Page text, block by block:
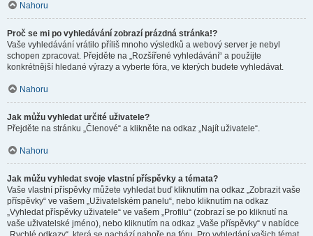
Nahoru
Proč se mi po vyhledávání zobrazí prázdná stránka!?
Vaše vyhledávání vrátilo příliš mnoho výsledků a webový server je nebyl
schopen zpracovat. Přejděte na „Rozšířené vyhledávání“ a použijte
konkrétnější hledané výrazy a vyberte fóra, ve kterých budete vyhledávat.
Nahoru
Jak můžu vyhledat určité uživatele?
Přejděte na stránku „Členové“ a klikněte na odkaz „Najít uživatele“.
Nahoru
Jak můžu vyhledat svoje vlastní příspěvky a témata?
Vaše vlastní příspěvky můžete vyhledat buď kliknutím na odkaz „Zobrazit vaše
příspěvky“ ve vašem „Uživatelském panelu“, nebo kliknutím na odkaz
„Vyhledat příspěvky uživatele“ ve vašem „Profilu“ (zobrazí se po kliknutí na
vaše uživatelské jméno), nebo kliknutím na odkaz „Vaše příspěvky“ v nabídce